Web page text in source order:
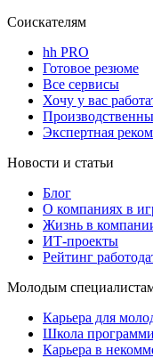
Соискателям
hh PRO
Готовое резюме
Все сервисы
Хочу у вас
Экспертная
Новости и статьи
Блог
О компаниях в
Жизнь в
ИТ-проекты
Рейтинг
Молодым
Карьера для
Школа
Карьера в